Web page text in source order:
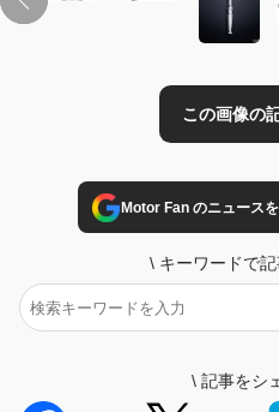
Motor Fan のニュース
\ キーワードで
\ 記事をシ